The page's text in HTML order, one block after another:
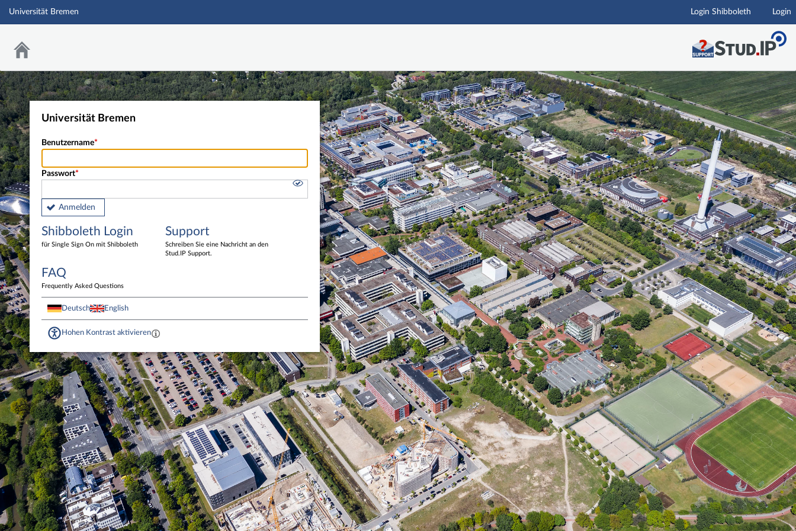
Hauptnavigation
Universität Bremen Login Shibboleth Login
Universität Bremen
Benutzername
Passwort
Anmelden
Shibboleth Login
für Single Sign On mit Shibboleth
Support
Schreiben Sie eine Nachricht an den
Stud.IP Support.
FAQ
Frequently Asked Questions
Deutsch English
Hohen Kontrast aktivieren